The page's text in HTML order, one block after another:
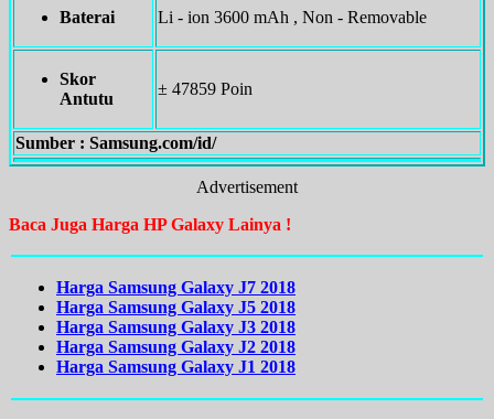
Baterai Li - ion 3600 mAh , Non - Removable
Skor
Antutu
± 47859 Poin
Sumber : Samsung.com/id/
Advertisement
Baca Juga Harga HP Galaxy Lainya !
Harga Samsung Galaxy J7 2018
Harga Samsung Galaxy J5 2018
Harga Samsung Galaxy J3 2018
Harga Samsung Galaxy J2 2018
Harga Samsung Galaxy J1 2018